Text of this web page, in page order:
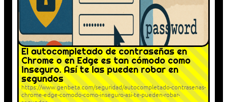
El autocompletado de contraseñas en
Chrome o en Edge es tan cómodo como
inseguro. Así te las pueden robar en
segundos
https://www.genbeta.com/seguridad/autocompletado-contrasenas-
chrome-edge-comodo-como-inseguro-asi-te-pueden-robar-